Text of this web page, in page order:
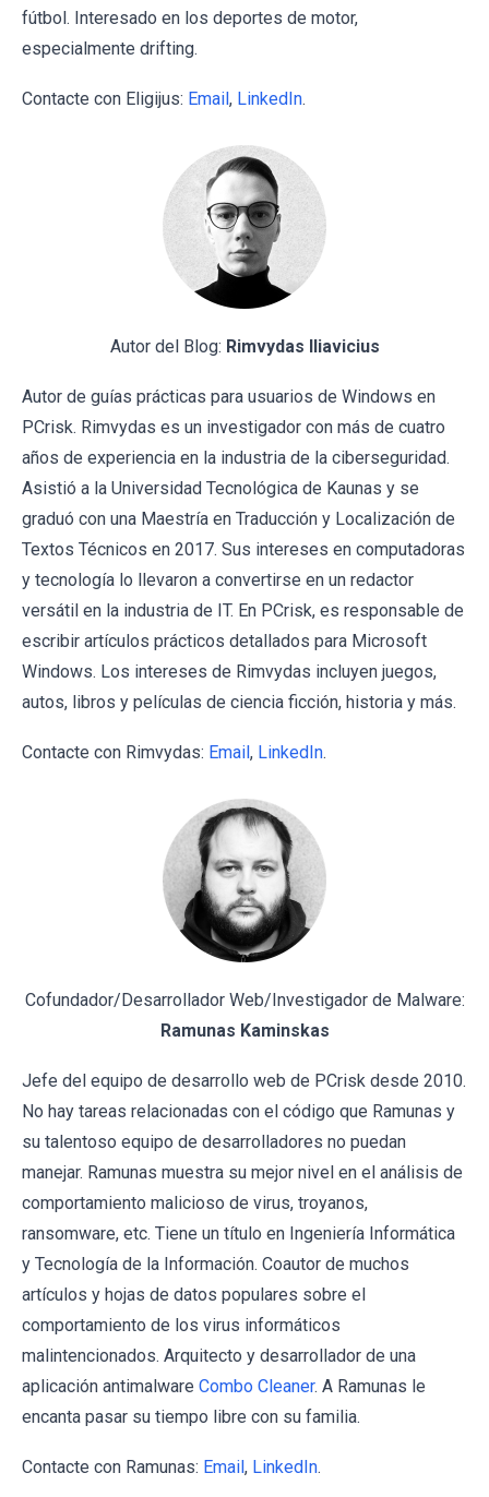
fútbol. Interesado en los deportes de motor,
especialmente drifting.
Contacte con Eligijus: Email, LinkedIn.
Autor del Blog: Rimvydas Iliavicius
Autor de guías prácticas para usuarios de Windows en
PCrisk. Rimvydas es un investigador con más de cuatro
años de experiencia en la industria de la ciberseguridad.
Asistió a la Universidad Tecnológica de Kaunas y se
graduó con una Maestría en Traducción y Localización de
Textos Técnicos en 2017. Sus intereses en computadoras
y tecnología lo llevaron a convertirse en un redactor
versátil en la industria de IT. En PCrisk, es responsable de
escribir artículos prácticos detallados para Microsoft
Windows. Los intereses de Rimvydas incluyen juegos,
autos, libros y películas de ciencia ficción, historia y más.
Contacte con Rimvydas: Email, LinkedIn.
Cofundador/Desarrollador Web/Investigador de Malware:
Ramunas Kaminskas
Jefe del equipo de desarrollo web de PCrisk desde 2010.
No hay tareas relacionadas con el código que Ramunas y
su talentoso equipo de desarrolladores no puedan
manejar. Ramunas muestra su mejor nivel en el análisis de
comportamiento malicioso de virus, troyanos,
ransomware, etc. Tiene un título en Ingeniería Informática
y Tecnología de la Información. Coautor de muchos
artículos y hojas de datos populares sobre el
comportamiento de los virus informáticos
malintencionados. Arquitecto y desarrollador de una
aplicación antimalware Combo Cleaner. A Ramunas le
encanta pasar su tiempo libre con su familia.
Contacte con Ramunas: Email, LinkedIn.